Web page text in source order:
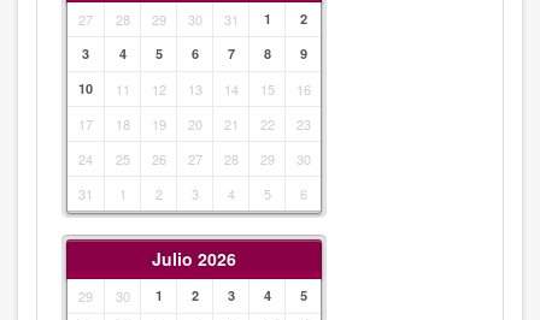
27 28 29 30 31 1
2
3
4 5 6 7 8
9
10
11 12 13 14 15
16
17
18 19 20 21 22
23
24
25 26 27 28 29
30
31
1 2 3 4 5 6
Julio 2026
29 30 1 2 3 4
5